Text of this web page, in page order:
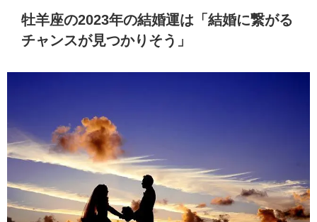
牡羊座の2023年の結婚運は「結婚に繋がる
チャンスが見つかりそう」